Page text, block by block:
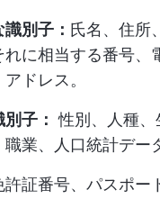
別子： 氏名、住所
れに相当する番号、
ドレス。
子： 性別、人種、
職業、人口統計デー
証番号、パスポー